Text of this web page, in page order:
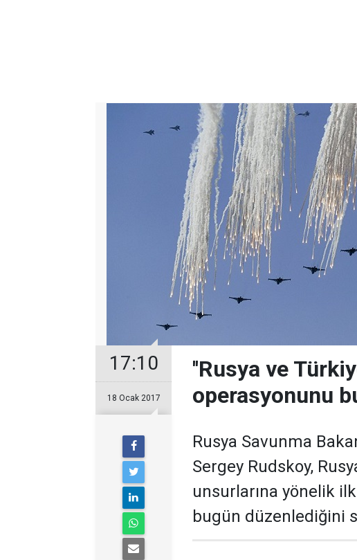
17:10
18 Ocak 2017
''Rusya ve
operasyonunu
Rusya Savunma
Sergey Rudskoy,
unsurlarına yönelik
bugün düzenlediğini